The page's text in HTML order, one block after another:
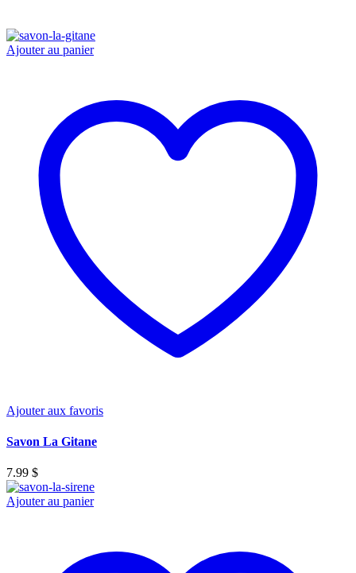
Ajouter au panier
Ajouter aux favoris
Savon La Gitane
7.99 $
Ajouter au panier